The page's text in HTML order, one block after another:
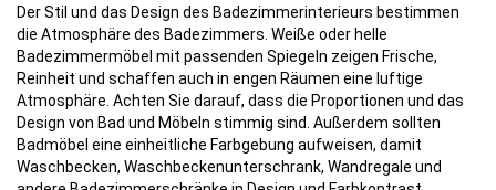
Der Stil und das Design des Badezimmerinterieurs bestimmen
die Atmosphäre des Badezimmers. Weiße oder helle
Badezimmermöbel mit passenden Spiegeln zeigen Frische,
Reinheit und schaffen auch in engen Räumen eine luftige
Atmosphäre. Achten Sie darauf, dass die Proportionen und das
Design von Bad und Möbeln stimmig sind. Außerdem sollten
Badmöbel eine einheitliche Farbgebung aufweisen, damit
Waschbecken, Waschbeckenunterschrank, Wandregale und